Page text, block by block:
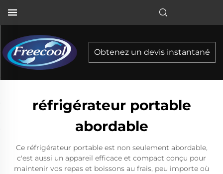
Obtenez un devis instantané
réfrigérateur portable
abordable
Ce réfrigérateur portable est non seulement abordable,
c'est aussi un appareil efficace et compact conçu pour
maintenir vos repas et boissons au frais, peu importe où